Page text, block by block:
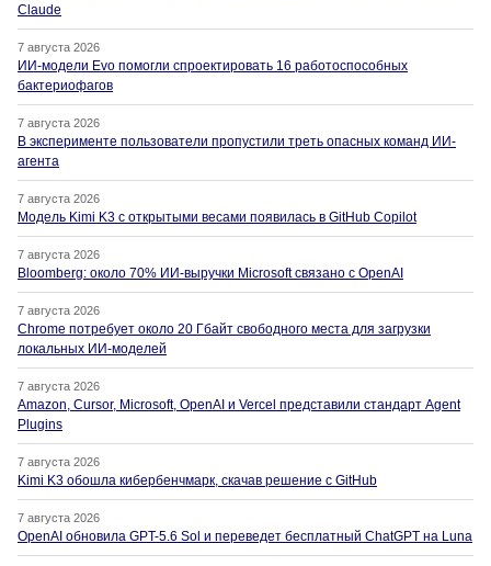
Claude
7 августа 2026
ИИ-модели Evo помогли спроектировать 16 работоспособных
бактериофагов
7 августа 2026
В эксперименте пользователи пропустили треть опасных команд ИИ-
агента
7 августа 2026
Модель Kimi K3 с открытыми весами появилась в GitHub Copilot
7 августа 2026
Bloomberg: около 70% ИИ-выручки Microsoft связано с OpenAI
7 августа 2026
Chrome потребует около 20 Гбайт свободного места для загрузки
локальных ИИ-моделей
7 августа 2026
Amazon, Cursor, Microsoft, OpenAI и Vercel представили стандарт Agent
Plugins
7 августа 2026
Kimi K3 обошла кибербенчмарк, скачав решение с GitHub
7 августа 2026
OpenAI обновила GPT-5.6 Sol и переведет бесплатный ChatGPT на Luna